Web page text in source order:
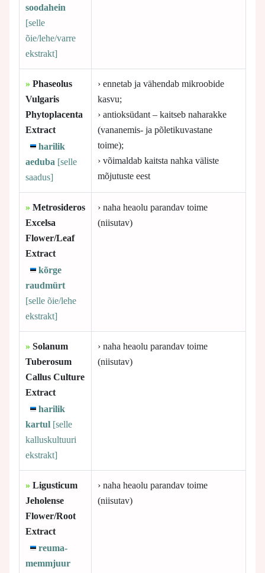
soodahein
[selle
õie/lehe/varre
ekstrakt]
» Phaseolus
Vulgaris
Phytoplacenta
Extract
harilik
aeduba [selle
saadus]
› ennetab ja vähendab mikroobide
kasvu;
› antioksüdant – kaitseb naharakke
(vananemis- ja põletikuvastane
toime);
› võimaldab kaitsta nahka väliste
mõjutuste eest
» Metrosideros
Excelsa
Flower/Leaf
Extract
kõrge
raudmürt
[selle õie/lehe
ekstrakt]
› naha heaolu parandav toime
(niisutav)
» Solanum
Tuberosum
Callus Culture
Extract
harilik
kartul [selle
kalluskultuuri
ekstrakt]
› naha heaolu parandav toime
(niisutav)
» Ligusticum
Jeholense
Flower/Root
Extract
reuma-
memmjuur
› naha heaolu parandav toime
(niisutav)